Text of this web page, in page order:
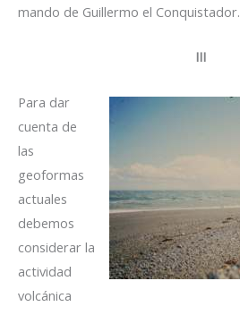
mando de Guillermo el Conquistador.
III
Para dar
cuenta de
las
geoformas
actuales
debemos
considerar la
actividad
volcánica